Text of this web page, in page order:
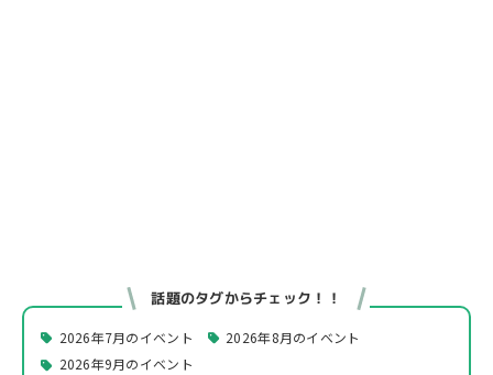
話題のタグからチェック！！
2026年7月のイベント
2026年8月のイベント
2026年9月のイベント